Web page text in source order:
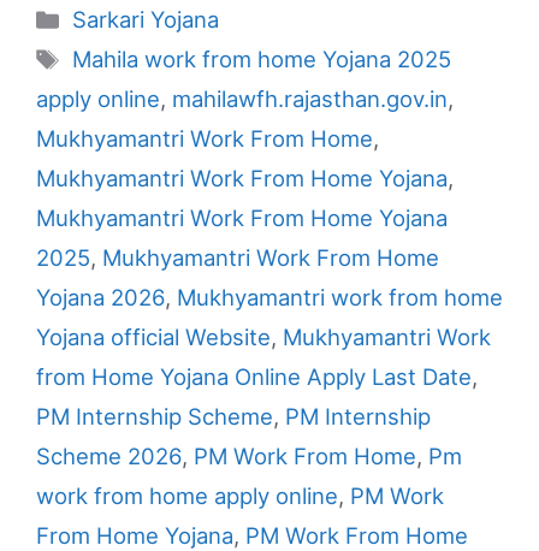
Categories
Sarkari Yojana
Tags
Mahila work from home Yojana 2025
apply online, mahilawfh.rajasthan.gov.in,
Mukhyamantri Work From Home,
Mukhyamantri Work From Home Yojana,
Mukhyamantri Work From Home Yojana
2025, Mukhyamantri Work From Home
Yojana 2026, Mukhyamantri work from home
Yojana official Website, Mukhyamantri Work
from Home Yojana Online Apply Last Date,
PM Internship Scheme, PM Internship
Scheme 2026, PM Work From Home, Pm
work from home apply online, PM Work
From Home Yojana, PM Work From Home